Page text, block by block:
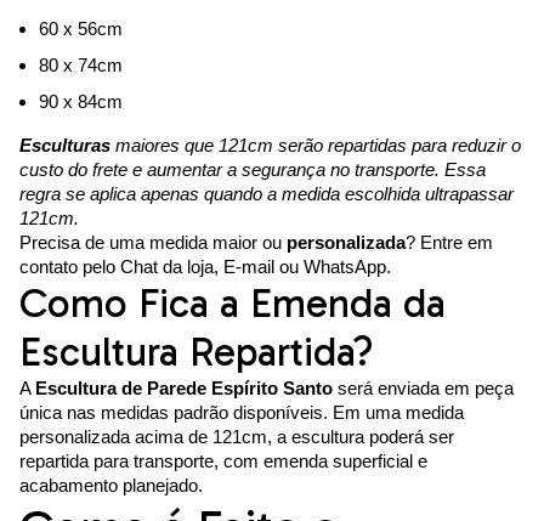
60 x 56cm
80 x 74cm
90 x 84cm
Esculturas maiores que 121cm serão repartidas para reduzir o
custo do frete e aumentar a segurança no transporte. Essa
regra se aplica apenas quando a medida escolhida ultrapassar
121cm.
Precisa de uma medida maior ou personalizada? Entre em
contato pelo Chat da loja, E-mail ou WhatsApp.
Como Fica a Emenda da
Escultura Repartida?
A Escultura de Parede Espírito Santo será enviada em peça
única nas medidas padrão disponíveis. Em uma medida
personalizada acima de 121cm, a escultura poderá ser
repartida para transporte, com emenda superficial e
acabamento planejado.